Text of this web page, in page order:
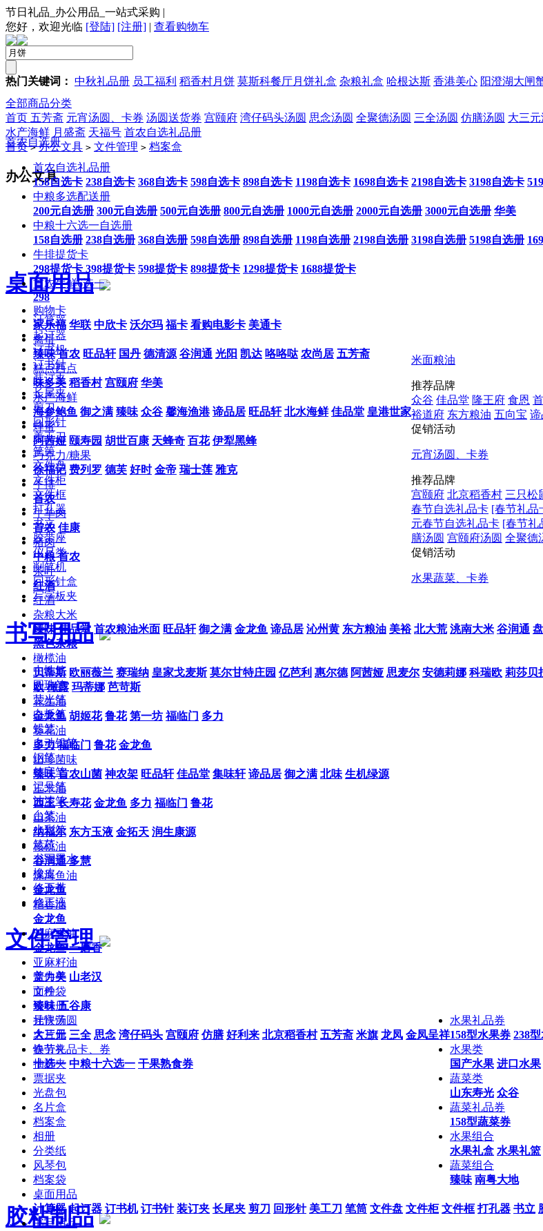
节日礼品_办公用品_一站式采购 |
您好，欢迎光临 [登陆] [注册] | 查看购物车
热门关键词： 中秋礼品册 员工福利 稻香村月饼 莫斯科餐厅月饼礼盒 杂粮礼盒 哈根达斯 香港美心 阳澄湖大闸
全部商品分类
首农自选册
首农自选礼品册
158自选卡 238自选卡 368自选卡 598自选卡 898自选卡 1198自选卡 1698自选卡 2198自选卡 3198自选卡
中粮多选配送册
200元自选册 300元自选册 500元自选册 800元自选册 1000元自选册 2000元自选册 3000元自选册 华美
中粮十六选一自选册
158自选册 238自选册 368自选册 598自选册 898自选册 1198自选册 2198自选册 3198自选册 5198自选册
牛排提货卡
298提货卡 398提货卡 598提货卡 898提货卡 1298提货卡 1688提货卡
首农生鲜6选一
298
购物卡
家乐福 华联 中欣卡 沃尔玛 福卡 看购电影卡 美通卡
禽蛋
臻味 首农 旺品轩 国丹 德清源 谷润通 光阳 凯达 咯咯哒 农尚居 五芳斋
糕点西点
味多美 稻香村 宫颐府 华美
水产海鲜
海参鲍鱼 御之满 臻味 众谷 馨海渔港 谛品居 旺品轩 北水海鲜 佳品堂 皇港世家
蜂蜜
阿茜娅 颐寿园 胡世百康 天蜂奇 百花 伊犁黑蜂
巧克力/糖果
徐福记 费列罗 德芙 好时 金帝 瑞士莲 雅克
牛排
首农
牛羊肉
首农 佳康
猪肉
中粮 首农
茶叶
红酒
红酒
米面粮油
杂粮大米
臻味 佳品堂 首农粮油米面 旺品轩 御之满 金龙鱼 谛品居 沁州黄 东方粮油 美裕 北大荒 洮南大米 谷润通
黑色杂粮
橄榄油
贝蒂斯 欧丽薇兰 赛瑞纳 皇家戈麦斯 莫尔甘特庄园 亿芭利 惠尔德 阿茜娅 思麦尔 安德莉娜 科瑞欧 莉莎贝
欧 橄露 玛蒂娜 芭苛斯
花生油
金龙鱼 胡姬花 鲁花 第一坊 福临门 多力
葵花油
多力 福临门 鲁花 金龙鱼
山珍菌味
臻味 首农山菌 神农架 旺品轩 佳品堂 集味轩 谛品居 御之满 北味 生机绿源
玉米油
西王 长寿花 金龙鱼 多力 福临门 鲁花
山茶油
纳福尔 东方玉液 金拓天 润生康源
核桃油
谷润通 多慧
深海鱼油
金龙鱼
稻香油
金龙鱼
芝麻香油
金龙鱼 一磨香
亚麻籽油
盖力美 山老汉
面粉
臻味 五谷康
推荐品牌
众谷 佳品堂 隆王府 食恩
裕道府 东方粮油 五向宝 谛
促销活动
元宵汤圆、卡券
元宵汤圆
大三元 三全 思念 湾仔码头 宫颐府 仿膳 好利来 北京稻香村 五芳斋 米旗 龙凤 金凤呈祥
春节礼品卡、券
十选一 中粮十六选一 干果熟食券
推荐品牌
宫颐府 北京稻香村 三只松
春节自选礼品卡 [春节礼品
元春节自选礼品卡 [春节礼
膳汤圆 宫颐府汤圆 全聚德
促销活动
水果蔬菜、卡券
水果礼品券
158型水果券 238
水果类
国产水果 进口水果
蔬菜类
山东寿光 众谷
蔬菜礼品券
158型蔬菜券
水果组合
水果礼盒 水果礼篮
蔬菜组合
臻味 南粤大地
桌面用品
计算器 起订器 订书机 订书针 装订夹 长尾夹 剪刀 回形针 美工刀 笔筒 文件盘 文件柜 文件框 打孔器 书立
书写用品
首页 五芳斋 元宵汤圆、卡券 汤圆送货券 宫颐府 湾仔码头汤圆 思念汤圆 全聚德汤圆 三全汤圆 仿膳汤圆 大三元
水产海鲜 月盛斋 天福号 首农自选礼品册
首页 > 办公文具 > 文件管理 > 档案盒
办公文具
桌面用品
计算器
起订器
订书机
订书针
装订夹
长尾夹
剪刀
回形针
美工刀
笔筒
文件盘
文件柜
文件框
打孔器
书立
胶带座
仪尺类
削笔机
回形针盒
写字板夹
书写用品
中性笔
圆珠笔
荧光笔
白板笔
铅笔
自动铅笔
钢笔
签字笔
记号笔
油漆笔
台笔
水彩笔
笔芯
书写墨水
橡皮
修正带
修正液
文件管理
文件夹
文件袋
资料册
挂快劳
名片册
快劳夹
抽杆夹
票据夹
光盘包
名片盒
档案盒
相册
分类纸
风琴包
档案袋
胶粘制品